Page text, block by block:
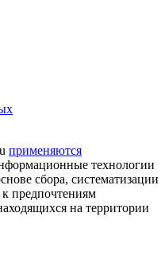
применяются
технологии
сбора, систематизации
предпочтениям
на территории